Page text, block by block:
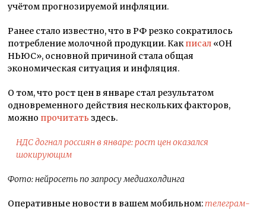
учётом прогнозируемой инфляции.
Ранее стало известно, что в РФ резко сократилось
потребление молочной продукции. Какписал «ОН
НЬЮС», основной причиной стала общая
экономическая ситуация и инфляция.
О том, что рост цен в январе стал результатом
одновременного действия нескольких факторов,
можно прочитать здесь.
НДС догнал россиян в январе: рост цен оказался
шокирующим
Фото: нейросеть по запросу медиахолдинга
Оперативные новости в вашем мобильном:телеграм-